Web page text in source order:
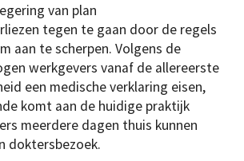
van plan
tegen te gaan door de regels
aan te scherpen. Volgens de
werkgevers vanaf de allereerste
een medische verklaring eisen,
komt aan de huidige praktijk
meerdere dagen thuis kunnen
doktersbezoek.